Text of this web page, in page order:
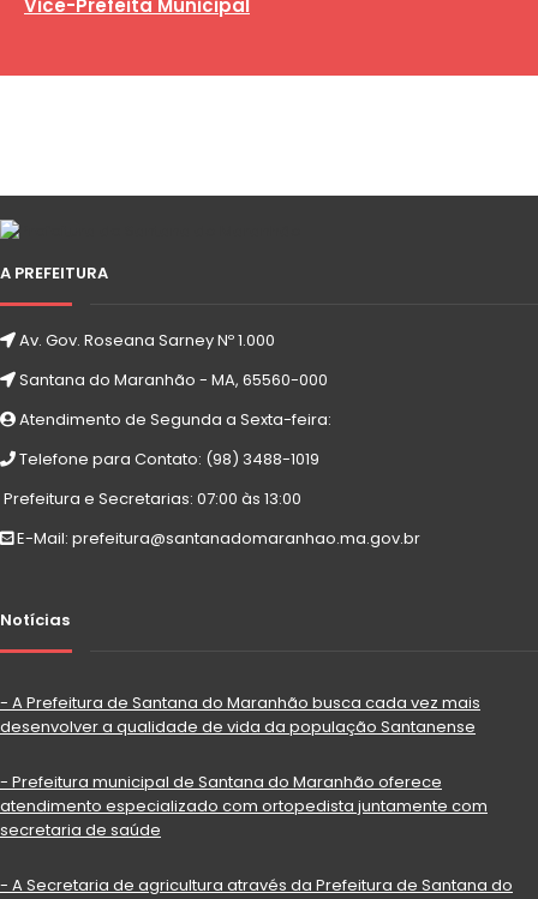
Vice-Prefeita Municipal
A PREFEITURA
Av. Gov. Roseana Sarney Nº 1.000
Santana do Maranhão - MA, 65560-000
Atendimento de Segunda a Sexta-feira:
Telefone para Contato: (98) 3488-1019
Prefeitura e Secretarias: 07:00 às 13:00
E-Mail: prefeitura@santanadomaranhao.ma.gov.br
Notícias
- A Prefeitura de Santana do Maranhão busca cada vez mais
desenvolver a qualidade de vida da população Santanense
- Prefeitura municipal de Santana do Maranhão oferece
atendimento especializado com ortopedista juntamente com
secretaria de saúde
- A Secretaria de agricultura através da Prefeitura de Santana do